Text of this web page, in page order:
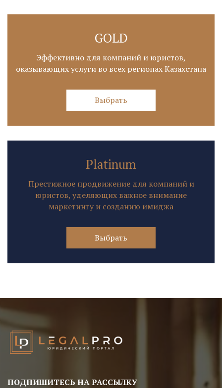
GOLD
Эффективно для компаний и юристов,
оказывающих услуги во всех регионах Казахстана
Выбрать
Platinum
Престижное продвижение для компаний и
юристов, уделяющих важное внимание
маркетингу и созданию имиджа
Выбрать
ПОДПИШИТЕСЬ НА РАССЫЛКУ